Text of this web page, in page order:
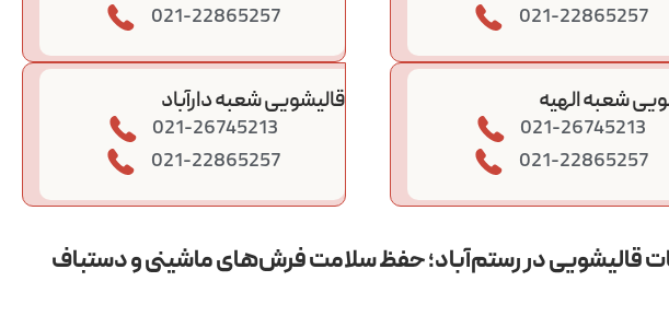
021-22865257
021-22865257
شعبه الهیه
021-26745213
021-22865257
قالیشویی شعبه دارآباد
021-26745213
021-22865257
قالیشویی در رستم‌آباد؛ حفظ سلامت فرش‌های ماشینی و دستباف